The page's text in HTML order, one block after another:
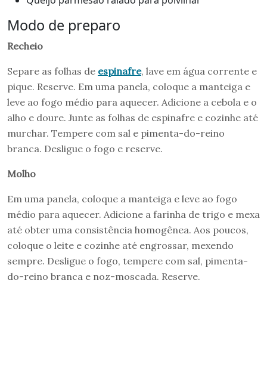
Modo de preparo
Recheio
Separe as folhas de espinafre, lave em água corrente e
pique. Reserve. Em uma panela, coloque a manteiga e
leve ao fogo médio para aquecer. Adicione a cebola e o
alho e doure. Junte as folhas de espinafre e cozinhe até
murchar. Tempere com sal e pimenta-do-reino
branca. Desligue o fogo e reserve.
Molho
Em uma panela, coloque a manteiga e leve ao fogo
médio para aquecer. Adicione a farinha de trigo e mexa
até obter uma consistência homogênea. Aos poucos,
coloque o leite e cozinhe até engrossar, mexendo
sempre. Desligue o fogo, tempere com sal, pimenta-
do-reino branca e noz-moscada. Reserve.